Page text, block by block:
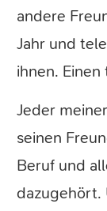
andere
Jahr und
ihnen.
Jeder
seinen
Beruf und
dazugehört.